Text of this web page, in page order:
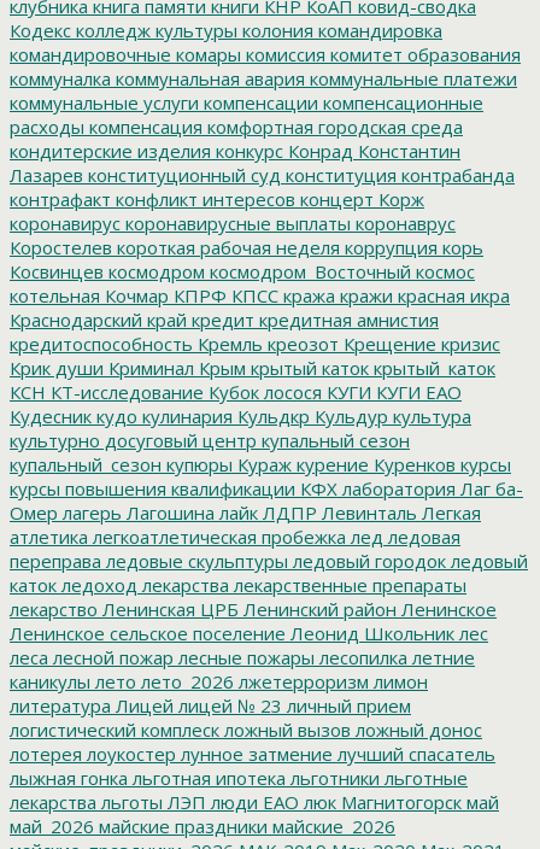
клубника книга памяти книги КНР КоАП ковид-сводка
Кодекс колледж культуры колония командировка
командировочные комары комиссия комитет образования
коммуналка коммунальная авария коммунальные платежи
коммунальные услуги компенсации компенсационные
расходы компенсация комфортная городская среда
кондитерские изделия конкурс Конрад Константин
Лазарев конституционный суд конституция контрабанда
контрафакт конфликт интересов концерт Корж
коронавирус коронавирусные выплаты коронаврус
Коростелев короткая рабочая неделя коррупция корь
Косвинцев космодром космодром_Восточный космос
котельная Кочмар КПРФ КПСС кража кражи красная икра
Краснодарский край кредит кредитная амнистия
кредитоспособность Кремль креозот Крещение кризис
Крик души Криминал Крым крытый каток крытый_каток
КСН КТ-исследование Кубок лосося КУГИ КУГИ ЕАО
Кудесник кудо кулинария Кульдкр Кульдур культура
культурно досуговый центр купальный сезон
купальный_сезон купюры Кураж курение Куренков курсы
курсы повышения квалификации КФХлаборатория Лаг ба-
Омер лагерь Лагошина лайк ЛДПР Левинталь Легкая
атлетика легкоатлетическая пробежка лед ледовая
переправа ледовые скульптуры ледовый городокледовый
катокледоход лекарства лекарственные препараты
лекарство Ленинская ЦРБ Ленинский район Ленинское
Ленинское сельское поселение Леонид Школьниклес
леса лесной пожар лесные пожары лесопилка летние
каникулы лето лето_2026 лжетерроризм лимон
литература Лицей лицей № 23 личный прием
логистический комплескложный вызов ложный донос
лотерея лоукостер лунное затмение лучший спасатель
лыжная гонка льготная ипотека льготники льготные
лекарства льготы ЛЭП люди ЕАО люк Магнитогорск май
май_2026 майские праздники майские_2026